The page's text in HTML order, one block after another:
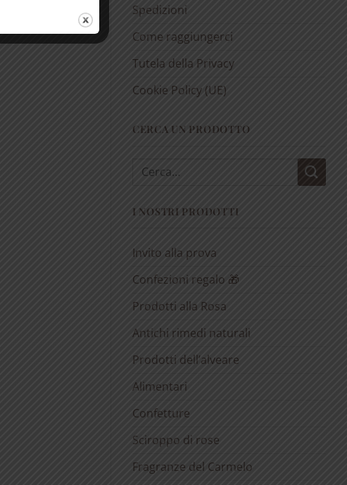
Spedizioni
Come raggiungerci
Tutela della Privacy
Cookie Policy (UE)
CERCA UN PRODOTTO
Cerca:
I NOSTRI PRODOTTI
Invito alla prova
Confezioni regalo 🎁
Prodotti alla Rosa
Antichi rimedi naturali
Prodotti dell’alveare
Alimentari
Confetture
Sciroppo di rose
Fragranze del Carmelo